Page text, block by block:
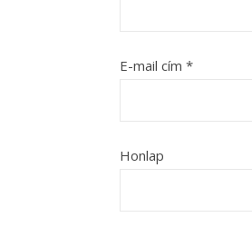
E-mail cím *
Honlap